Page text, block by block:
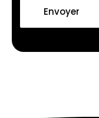
Envoyer